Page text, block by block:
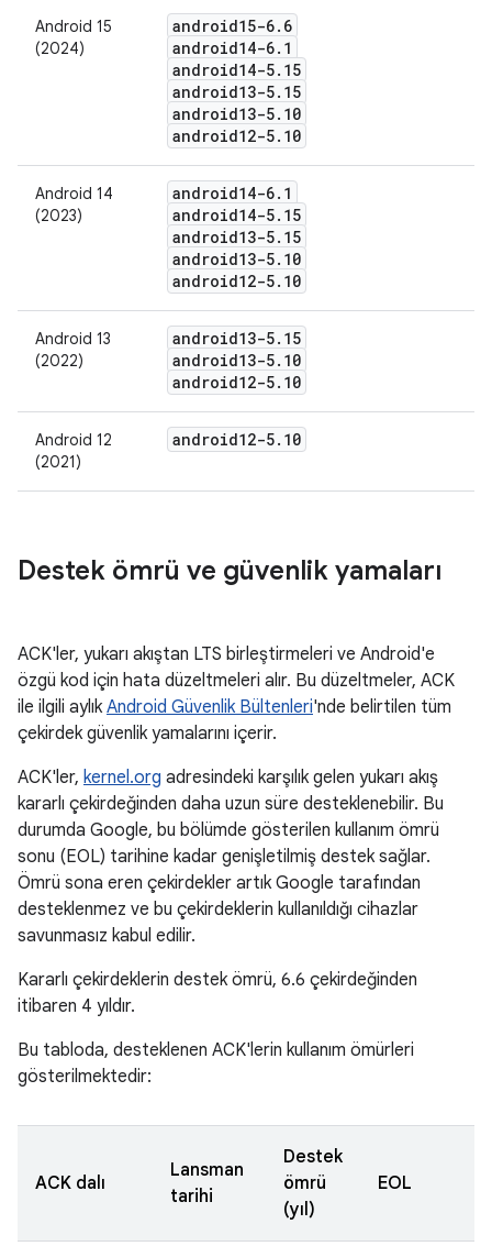
Android 15
(2024)
android15-6. 6
android14-6. 1
android14-5. 15
android13-5. 15
android13-5. 10
android12-5. 10
Android 14
(2023)
android14-6. 1
android14-5. 15
android13-5. 15
android13-5. 10
android12-5. 10
Android 13
(2022)
android13-5. 15
android13-5. 10
android12-5. 10
Android 12
(2021)
android12-5. 10
Destek ömrü ve güvenlik yamaları
ACK'ler, yukarı akıştan LTS birleştirmeleri ve Android'e
özgü kod için hata düzeltmeleri alır. Bu düzeltmeler, ACK
ile ilgili aylık Android Güvenlik Bültenleri'nde belirtilen tüm
çekirdek güvenlik yamalarını içerir.
ACK'ler, kernel.org adresindeki karşılık gelen yukarı akış
kararlı çekirdeğinden daha uzun süre desteklenebilir. Bu
durumda Google, bu bölümde gösterilen kullanım ömrü
sonu (EOL) tarihine kadar genişletilmiş destek sağlar.
Ömrü sona eren çekirdekler artık Google tarafından
desteklenmez ve bu çekirdeklerin kullanıldığı cihazlar
savunmasız kabul edilir.
Kararlı çekirdeklerin destek ömrü, 6.6 çekirdeğinden
itibaren 4 yıldır.
Bu tabloda, desteklenen ACK'lerin kullanım ömürleri
gösterilmektedir:
ACK dalı
Lansman
tarihi
Destek
ömrü
(yıl)
EOL